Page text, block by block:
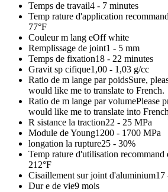
Temps de travail4 - 7 minutes
Temp rature d'application
77°F
Couleur m lang eOff white
Remplissage de joint1 - 5 mm
Temps de fixation18 - 22 minutes
Gravit sp cifique1,00 - 1,03 g/cc
Ratio de m lange par poidsSure,
would like me to translate to French.
Ratio de m lange par volumePlease
would like me to translate into
R sistance la traction22 - 25 MPa
Module de Young1200 - 1700 MPa
longation la rupture25 - 30%
Temp rature d'utilisation recommand
212°F
Cisaillement sur joint d'aluminium17
Dur e de vie9 mois